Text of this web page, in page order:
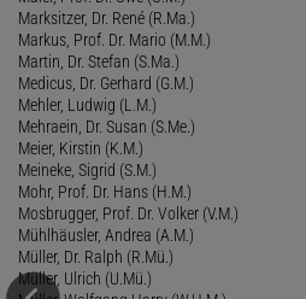
Marksitzer, Dr. René (R.Ma.)
Markus, Prof. Dr. Mario (M.M.)
Martin, Dr. Stefan (S.Ma.)
Medicus, Dr. Gerhard (G.M.)
Mehler, Ludwig (L.M.)
Mehraein, Dr. Susan (S.Me.)
Meier, Kirstin (K.M.)
Meineke, Sigrid (S.M.)
Mohr, Prof. Dr. Hans (H.M.)
Mosbrugger, Prof. Dr. Volker (V.M.)
Mühlhäusler, Andrea (A.M.)
Müller, Dr. Ralph (R.Mü.)
Müller, Ulrich (U.Mü.)